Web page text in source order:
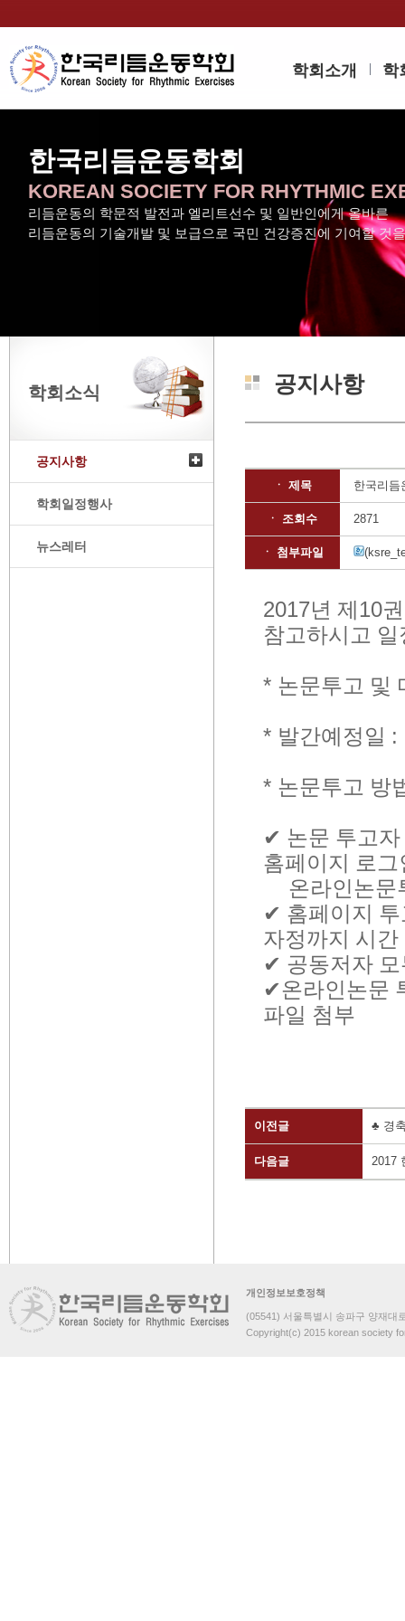
학회소개 학
한국리듬운동학회
KOREAN SOCIETY FOR RHYTHMIC
리듬운동의 학문적 발전과 엘리트선수 및 일반인에게 올바른
리듬운동의 기술개발 및 보급으로 국민 건강증진에 기여할 것
학회소식
공지사항
학회일정행사
뉴스레터
공지사항
ㆍ 제목 한국리듬
ㆍ 조회수 2871
ㆍ 첨부파일
2017년 제 10
참고하시고
* 논문투고 및
* 발간예정일 :
* 논문투고 방
✔ 논문 투고
홈페이지 로
온라인논문
✔ 홈페이지
자정까지 시간
✔ 공동저자
✔온라인논문
파일 첨부
이전글 ♣ 경
다음글 2017
개인정보보호정책
(05541) 서울특별시 송파구 양재대
Copyright(c) 2015 korean society